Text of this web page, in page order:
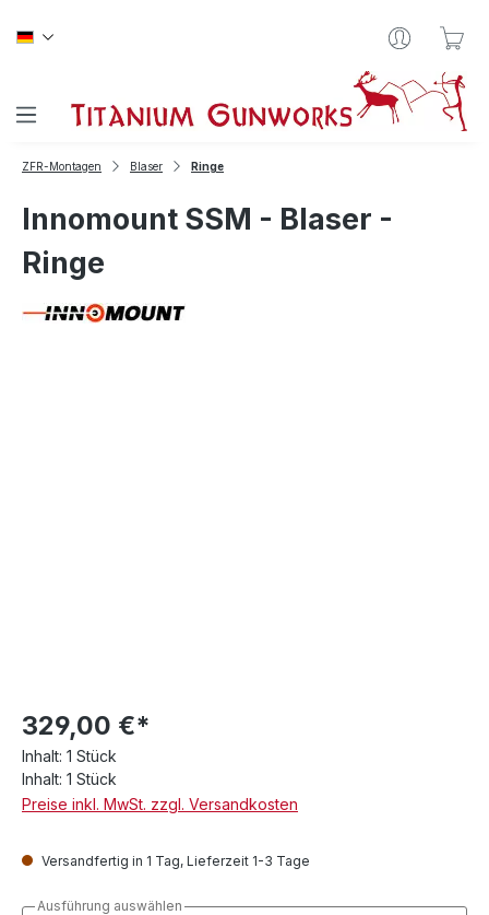
ZFR-Montagen Blaser Ringe
Innomount SSM - Blaser -
Ringe
329,00 €*
Inhalt: 1 Stück
Inhalt: 1 Stück
Preise inkl. MwSt. zzgl. Versandkosten
Versandfertig in 1 Tag, Lieferzeit 1-3 Tage
Ausführung auswählen